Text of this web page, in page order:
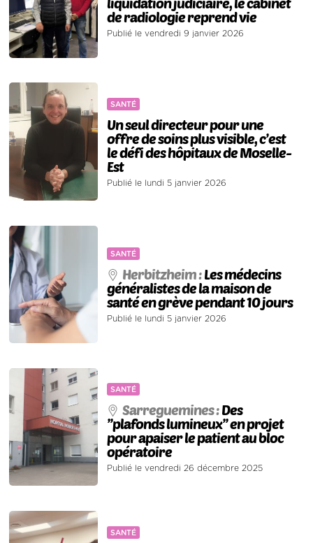
de radiologie reprend vie
Publié le vendredi 9 janvier 2026
SANTÉ
Un seul directeur pour une
offre de soins plus visible, c’est
le défi des hôpitaux de Moselle-
Est
Publié le lundi 5 janvier 2026
SANTÉ
Herbitzheim :Les médecins
généralistes de la maison de
santé en grève pendant 10 jours
Publié le lundi 5 janvier 2026
SANTÉ
Sarreguemines :Des
’’plafonds lumineux’’ en projet
pour apaiser le patient au bloc
opératoire
Publié le vendredi 26 décembre 2025
SANTÉ